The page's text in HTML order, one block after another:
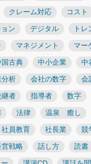
クレーム対応 コスト
ン デジタル トレ
マネジメント マー
国古典 中小企業 中
分析 会社の数字 会
継者 指導者 数字
法律 温泉 癒し
社員教育 社長業 競
営戦略 話し方 読書